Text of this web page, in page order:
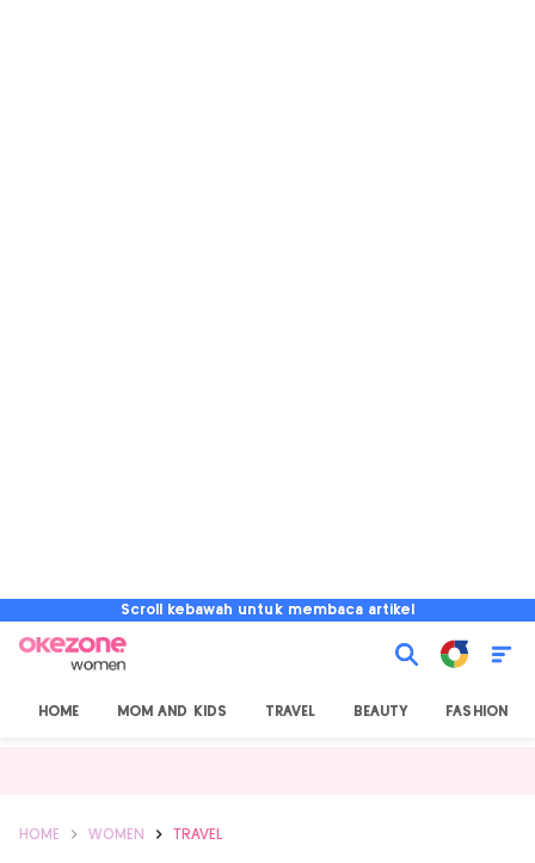
Scroll kebawah untuk membaca artikel
HOME MOM AND KIDS TRAVEL BEAUTY FASHION
HOME WOMEN TRAVEL